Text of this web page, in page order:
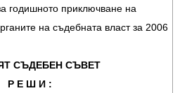
приключване на
на съдебната власт за 2006
СЪДЕБЕН СЪВЕТ
Р Е Ш И :